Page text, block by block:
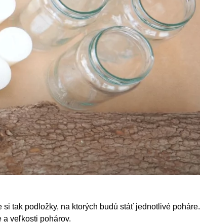
tak podložky, na ktorých budú stáť jednotlivé poháre.
a veľkosti pohárov.